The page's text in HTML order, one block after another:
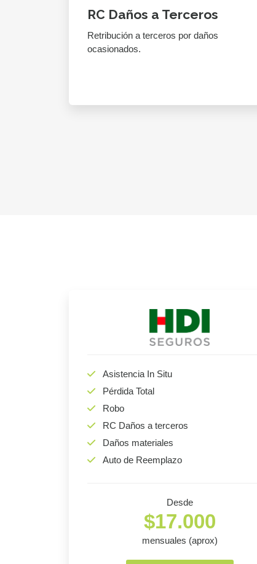
RC Daños a Terceros
Retribución a terceros por daños
ocasionados.
Asistencia In Situ
Pérdida Total
Robo
RC Daños a terceros
Daños materiales
Auto de Reemplazo
Desde
$17.000
mensuales (aprox)